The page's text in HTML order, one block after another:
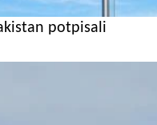
potpisali